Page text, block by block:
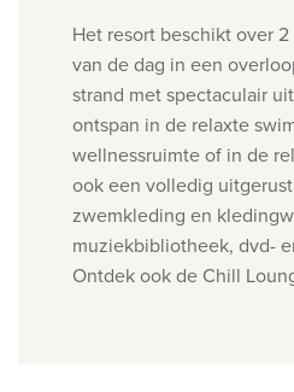
Het resort beschikt over
van de dag in een
strand met spectaculair
ontspan in de relaxte
wellnessruimte of in de
ook een volledig
zwemkleding en
muziekbibliotheek, dvd-
Ontdek ook de Chill